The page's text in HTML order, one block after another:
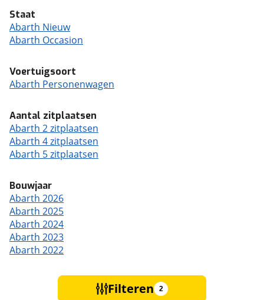
Staat
Abarth Nieuw
Abarth Occasion
Voertuigsoort
Abarth Personenwagen
Aantal zitplaatsen
Abarth 2 zitplaatsen
Abarth 4 zitplaatsen
Abarth 5 zitplaatsen
Bouwjaar
Abarth 2026
Abarth 2025
Abarth 2024
Abarth 2023
Abarth 2022
Filteren 2